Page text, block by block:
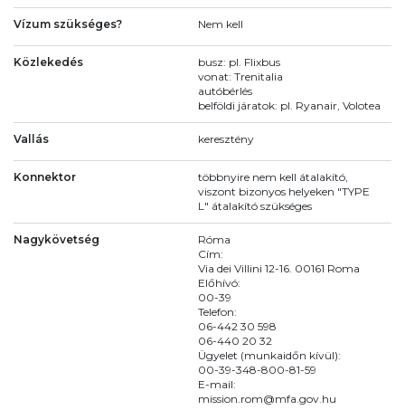
Vízum szükséges? Nem kell
Közlekedés
busz: pl. Flixbus
vonat: Trenitalia
autóbérlés
belföldi járatok: pl. Ryanair, Volotea
Vallás keresztény
Konnektor
többnyire nem kell átalakító,
viszont bizonyos helyeken "TYPE
L" átalakító szükséges
Nagykövetség
Róma
Cím:
Via dei Villini 12-16. 00161 Roma
Előhívó:
00-39
Telefon:
06-442 30 598
06-440 20 32
Ügyelet (munkaidőn kívül):
00-39-348-800-81-59
E-mail:
mission.rom@mfa.gov.hu